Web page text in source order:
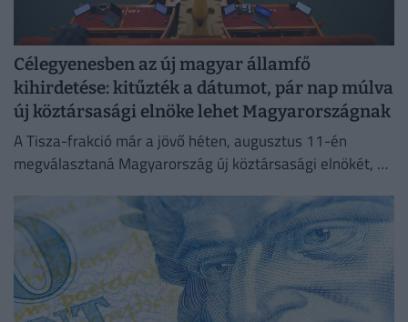
Célegyenesben az új magyar államfő
kihirdetése: kitűzték a dátumot, pár nap múlva
új köztársasági elnöke lehet Magyarországnak
A Tisza-frakció már a jövő héten, augusztus 11-én
megválasztaná Magyarország új köztársasági elnökét, az
Országgyűlésnek.